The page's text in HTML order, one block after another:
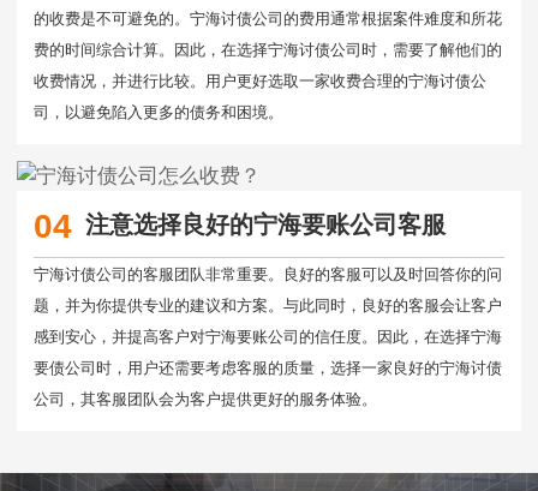
的收费是不可避免的。宁海讨债公司的费用通常根据案件难度和所花
费的时间综合计算。因此，在选择宁海讨债公司时，需要了解他们的
收费情况，并进行比较。用户更好选取一家收费合理的宁海讨债公
司，以避免陷入更多的债务和困境。
04 注意选择良好的宁海要账公司客服
宁海讨债公司的客服团队非常重要。良好的客服可以及时回答你的问
题，并为你提供专业的建议和方案。与此同时，良好的客服会让客户
感到安心，并提高客户对宁海要账公司的信任度。因此，在选择宁海
要债公司时，用户还需要考虑客服的质量，选择一家良好的宁海讨债
公司，其客服团队会为客户提供更好的服务体验。